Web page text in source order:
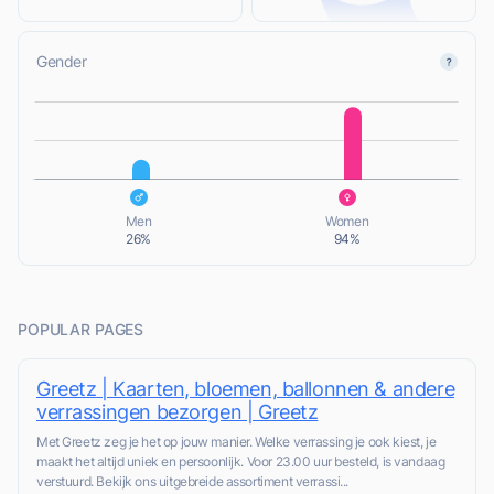
Gender
L
Men
26%
Women
94%
POPULAR PAGES
Greetz | Kaarten, bloemen, ballonnen & andere
verrassingen bezorgen | Greetz
Met Greetz zeg je het op jouw manier. Welke verrassing je ook kiest, je
maakt het altijd uniek en persoonlijk. Voor 23.00 uur besteld, is vandaag
verstuurd. Bekijk ons uitgebreide assortiment verrassi...